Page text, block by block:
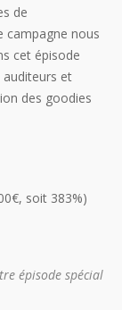
de
campagne nous
cet épisode
et
des goodies
soit 383%)
épisode spécial